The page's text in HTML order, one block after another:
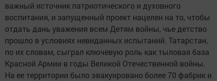
важный источник патриотического и духовного
воспитания, и запущенный проект нацелен на то, чтобы
отдать дань уважения всем Детям войны, чье детство
прошло в условиях невиданных испытаний. Татарстан,
по их словам, сыграл ключевую роль как тыловая база
Красной Армии в годы Великой Отечественной войны.
На ее территории было эвакуировано более 70 фабрик и